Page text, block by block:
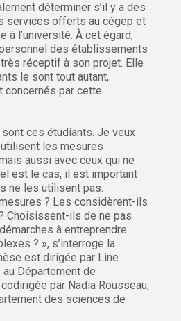
déterminer s’il y a des
services offerts au cégep et
à l’université. À cet égard,
des établissements
réceptif à son projet. Elle
le sont tout autant,
concernés par cette
ces étudiants. Je veux
les mesures
aussi avec ceux qui ne
est le cas, il est important
ne les utilisent pas.
? Les considèrent-ils
Choisissent-ils de ne pas
à entreprendre
? », s’interroge la
est dirigée par Line
Département de
par Nadia Rousseau,
des sciences de